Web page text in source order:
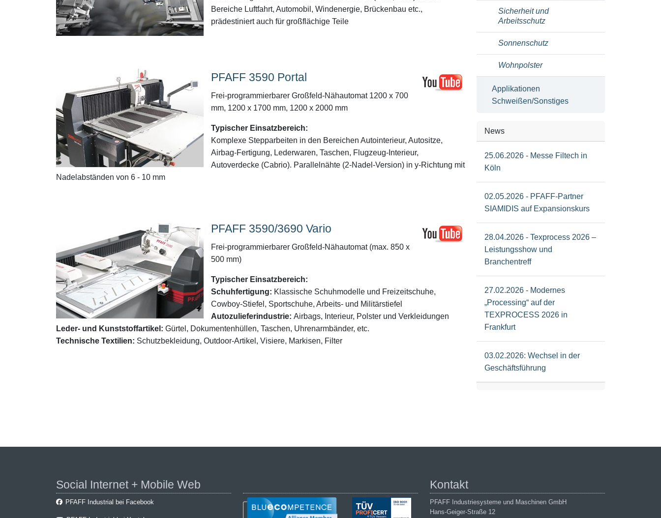
Bereiche Luftfahrt, Automobil, Windenergie, Brückenbau etc.,
prädestiniert auch für großflächige Teile
PFAFF 3590 Portal
Frei-programmierbarer Großfeld-Nähautomat 1200 x 700
mm, 1200 x 1700 mm, 1200 x 2000 mm
Typischer Einsatzbereich:
Komplexe Stepparbeiten in den Bereichen Autointerieur, Autositze,
Airbag-Fertigung, Lederwaren, Taschen, Flugzeug-Interieur,
Autoverdecke (Cabrio). Parallelnähte (2-Nadel-Version) in y-Richtung mit
Nadelabständen von 6 - 10 mm
PFAFF 3590/3690 Vario
Frei-programmierbarer Großfeld-Nähautomat (max. 850 x
500 mm)
Typischer Einsatzbereich:
Schuhfertigung: Klassische Schuhmodelle und Freizeitschuhe,
Cowboy-Stiefel, Sportschuhe, Arbeits- und Militärstiefel
Autozulieferindustrie: Airbags, Interieur, Polster und Verkleidungen
Leder- und Kunststoffartikel: Gürtel, Dokumentenhüllen, Taschen, Uhrenarmbänder, etc.
Technische Textilien: Schutzbekleidung, Outdoor-Artikel, Visiere, Markisen, Filter
Sicherheit und
Arbeitsschutz
Sonnenschutz
Wohnpolster
Applikationen
Schweißen/Sonstiges
News
25.06.2026 - Messe Filtech in
Köln
02.05.2026 - PFAFF-Partner
SIAMIDIS auf Expansionskurs
28.04.2026 - Texprocess 2026 –
Leistungsshow und
Branchentreff
27.02.2026 - Modernes
„Processing“ auf der
TEXPROCESS 2026 in
Frankfurt
03.02.2026: Wechsel in der
Geschäftsführung
Social Internet + Mobile Web
PFAFF Industrial bei Facebook
Kontakt
PFAFF Industriesysteme und Maschinen GmbH
Hans-Geiger-Straße 12